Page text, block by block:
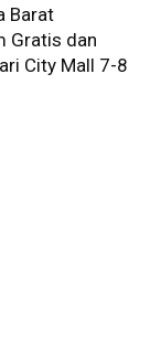
Barat
Gratis dan
City Mall 7-8